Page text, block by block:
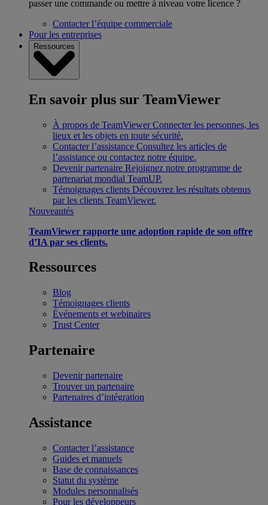
passer une commande ou mettre à niveau votre licence ?
Contacter l’équipe commerciale
Pour les entreprises
Ressources
En savoir plus sur TeamViewer
À propos de TeamViewer Connecter les personnes, les
lieux et les objets en toute sécurité.
Contacter l’assistance Consultez les articles de
l’assistance ou contactez notre équipe.
Devenir partenaire Rejoignez notre programme de
partenariat mondial TeamUP.
Témoignages clients Découvrez les résultats obtenus
par les clients TeamViewer.
Nouveautés
TeamViewer rapporte une adoption rapide de son offre
d’IA par ses clients.
Ressources
Blog
Témoignages clients
Événements et webinaires
Trust Center
Partenaire
Devenir partenaire
Trouver un partenaire
Partenaires d’intégration
Assistance
Contacter l’assistance
Guides et manuels
Base de connaissances
Statut du système
Modules personnalisés
Pour les développeurs